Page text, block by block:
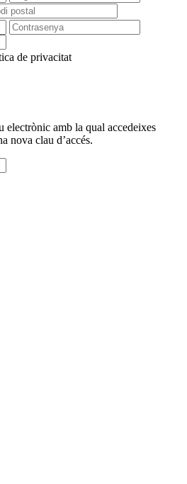
de privacitat
electrònic amb la qual accedeixes
nova clau d’accés.